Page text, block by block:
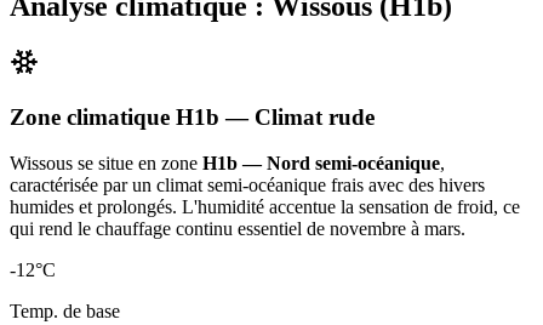
Zone climatique H1b — Climat rude
Wissous se situe en zone H1b — Nord semi-océanique,
caractérisée par un climat semi-océanique frais avec des hivers
humides et prolongés. L'humidité accentue la sensation de froid, ce
qui rend le chauffage continu essentiel de novembre à mars.
-12°C
Temp. de base